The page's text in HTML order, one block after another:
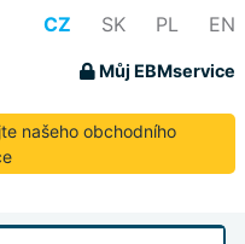
CZ SK PL EN
Můj EBMservice
našeho obchodního